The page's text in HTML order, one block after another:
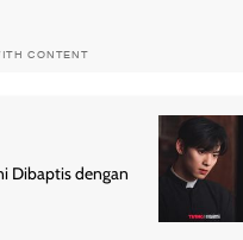
CONTENT
Dibaptis dengan